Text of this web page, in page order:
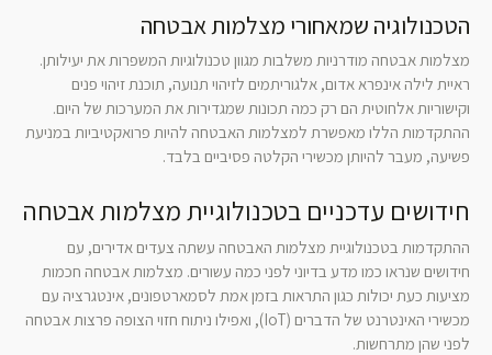
הטכנולוגיה שמאחורי מצלמות אבטחה
מצלמות אבטחה מודרניות משלבות מגוון טכנולוגיות המשפרות את יעילותן.
ראיית לילה אינפרא אדום, אלגוריתמים לזיהוי תנועה, תוכנת זיהוי פנים
וקישוריות אלחוטית הם רק כמה תכונות שמגדירות את המערכות של היום.
ההתקדמות הללו מאפשרת למצלמות האבטחה להיות פרואקטיביות במניעת
פשיעה, מעבר להיותן מכשירי הקלטה פסיביים בלבד.
חידושים עדכניים בטכנולוגיית מצלמות אבטחה
ההתקדמות בטכנולוגיית מצלמות האבטחה עשתה צעדים אדירים, עם
חידושים שנראו כמו מדע בדיוני לפני כמה עשורים. מצלמות אבטחה חכמות
מציעות כעת יכולות כגון התראות בזמן אמת לסמארטפונים, אינטגרציה עם
מכשירי האינטרנט של הדברים (IoT), ואפילו ניתוח חזוי הצופה פרצות אבטחה
לפני שהן מתרחשות.